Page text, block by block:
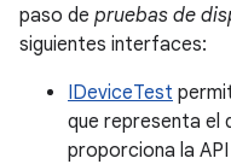
paso de pruebas de
siguientes interfaces:
IDeviceTest
que representa el
proporciona la